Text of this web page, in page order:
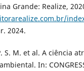
Grande: Realize,
2024.
S. M. et al. A ciência
In: